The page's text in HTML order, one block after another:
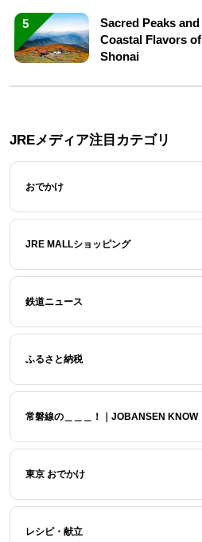
5
Sacred Peaks and
Coastal Flavors of
Shonai
JREメディア注目カテゴリ
おでかけ
JRE MALLショッピング
鉄道ニュース
ふるさと納税
常磐線の＿＿＿！｜JOBANSEN KNOW
東京 おでかけ
レシピ・献立